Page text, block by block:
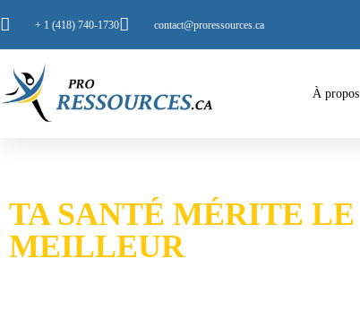
+ 1 (418) 740-1730 contact@proressources.ca
À propos
TA SANTÉ MÉRITE LE
MEILLEUR